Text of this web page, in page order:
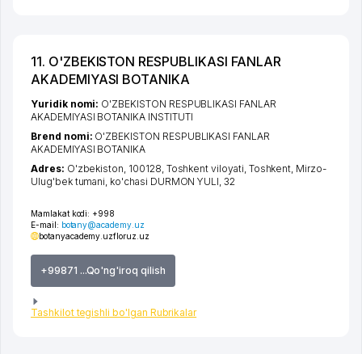
11. O'ZBEKISTON RESPUBLIKASI FANLAR
AKADEMIYASI BOTANIKA
Mamlakat kodi: +998
E-mail: botany@academy.uz
botanyacademy.uzfloruz.uz
+99871 ...Qo'ng'iroq qilish
Tashkilot tegishli bo'lgan Rubrikalar
Yuridik nomi: O'ZBEKISTON RESPUBLIKASI FANLAR
AKADEMIYASI BOTANIKA INSTITUTI
Brend nomi: O'ZBEKISTON RESPUBLIKASI FANLAR
AKADEMIYASI BOTANIKA
Adres: O'zbekiston, 100128, Toshkent viloyati, Toshkent, Mirzo-
Ulug'bek tumani, ko'chasi DURMON YULI, 32